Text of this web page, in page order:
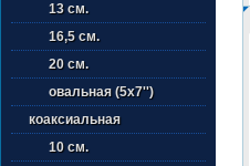
13 см.
16,5 см.
20 см.
овальная (5х7'')
коаксиальная
10 см.